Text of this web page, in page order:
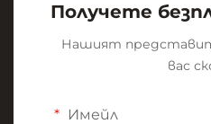
Получете
Нашият
вас
Имейл